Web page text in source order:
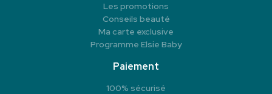
Les promotions
Conseils beauté
Ma carte exclusive
Programme Elsie Baby
Paiement
100% sécurisé